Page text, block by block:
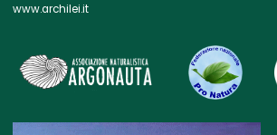
www.archilei.it